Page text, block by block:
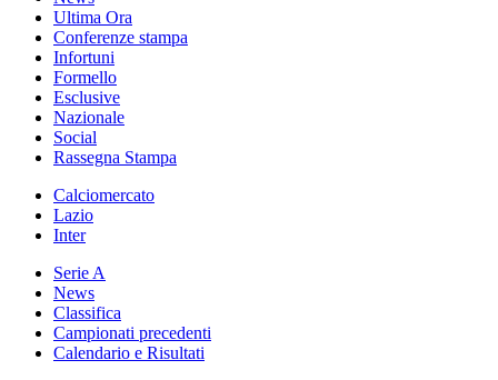
Ultima Ora
Conferenze stampa
Infortuni
Formello
Esclusive
Nazionale
Social
Rassegna Stampa
Calciomercato
Lazio
Inter
Serie A
News
Classifica
Campionati precedenti
Calendario e Risultati